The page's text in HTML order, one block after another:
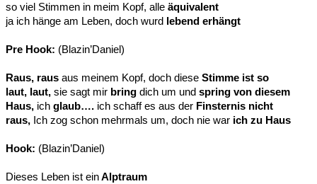
so viel Stimmen in meim Kopf, alle äquivalent
ja ich hänge am Leben, doch wurd
lebend erhängt
Pre Hook: (Blazin’Daniel)
Raus, raus aus meinem Kopf, doch diese Stimme ist so
laut, laut, sie sagt mir bring dich um und spring von diesem
Haus, ich glaub…. ich schaff es aus der Finsternis nicht
raus, Ich zog schon mehrmals um, doch nie war ich zu Haus
Hook: (Blazin’Daniel)
Dieses Leben ist einAlptraum